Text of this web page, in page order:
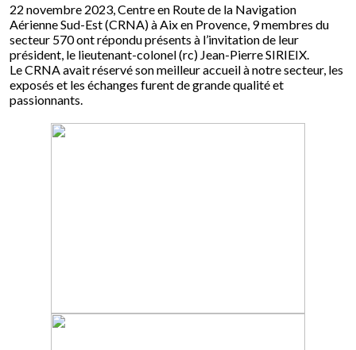
22 novembre 2023, Centre en Route de la Navigation
Aérienne Sud-Est (CRNA) à Aix en Provence, 9 membres du
secteur 570 ont répondu présents à l’invitation de leur
président, le lieutenant-colonel (rc) Jean-Pierre SIRIEIX.
Le CRNA avait réservé son meilleur accueil à notre secteur, les
exposés et les échanges furent de grande qualité et
passionnants.